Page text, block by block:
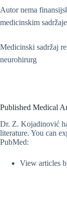
Autor nema
medicinskim
Medicinski sadržaj
neurohirurg
Published Medical
Dr. Z. Kojadinović
literature. You can
PubMed:
View articles